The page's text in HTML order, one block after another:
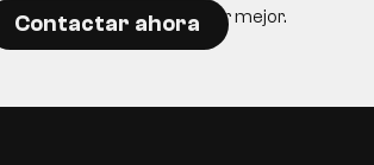
herramienta para decidir mejor.
Contactar ahora